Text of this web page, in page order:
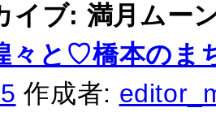
イブ: 満月ムー
々と♡橋本のま
作成者: